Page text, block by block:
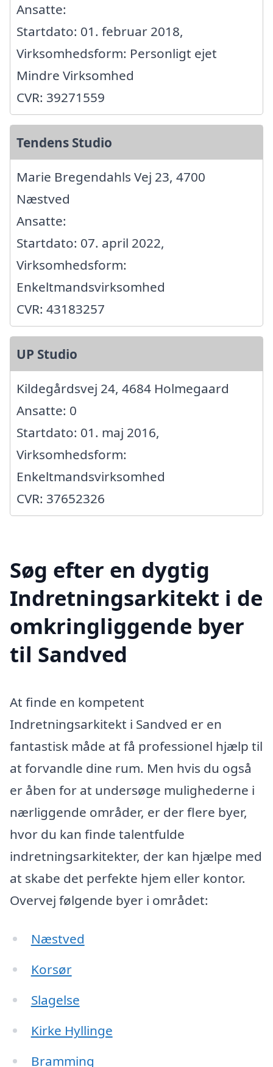
Ansatte:
Startdato: 01. februar 2018,
Virksomhedsform: Personligt ejet
Mindre Virksomhed
CVR: 39271559
Tendens Studio
Marie Bregendahls Vej 23, 4700
Næstved
Ansatte:
Startdato: 07. april 2022,
Virksomhedsform:
Enkeltmandsvirksomhed
CVR: 43183257
UP Studio
Kildegårdsvej 24, 4684 Holmegaard
Ansatte: 0
Startdato: 01. maj 2016,
Virksomhedsform:
Enkeltmandsvirksomhed
CVR: 37652326
Søg efter en dygtig
Indretningsarkitekt i de
omkringliggende byer
til Sandved
At finde en kompetent
Indretningsarkitekt i Sandved er en
fantastisk måde at få professionel hjælp til
at forvandle dine rum. Men hvis du også
er åben for at undersøge mulighederne i
nærliggende områder, er der flere byer,
hvor du kan finde talentfulde
indretningsarkitekter, der kan hjælpe med
at skabe det perfekte hjem eller kontor.
Overvej følgende byer i området:
Næstved
Korsør
Slagelse
Kirke Hyllinge
Bramming